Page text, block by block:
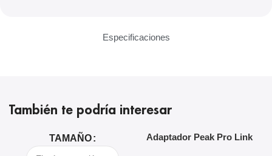
Especificaciones
También te podría interesar
TAMAÑO
Adaptador Peak Pro Link